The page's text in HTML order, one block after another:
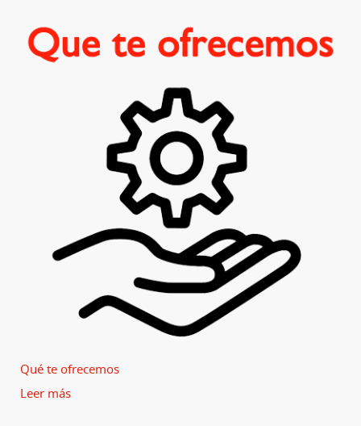
Qué te ofrecemos
Leer más